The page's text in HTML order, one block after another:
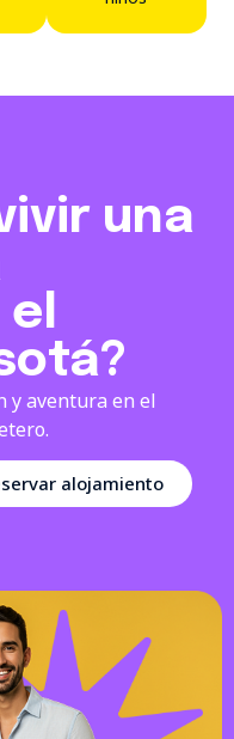
una
y aventura en el
alojamiento